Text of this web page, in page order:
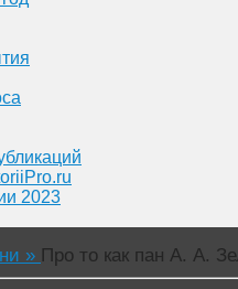
2023
» Про то как пан А. А.